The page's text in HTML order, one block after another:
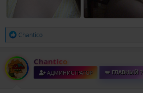
Р
к
ц
и
и
Chantico
Chantico
АДМИНИСТРАТОР 👑 ГЛАВНЫЙ ?